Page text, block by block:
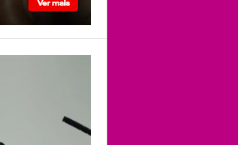
lei
atletas
em
de